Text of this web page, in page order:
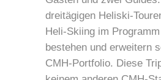
dreitägigen Heliski-
Heli-Skiing im
bestehen und erweitern
CMH-Portfolio. Diese